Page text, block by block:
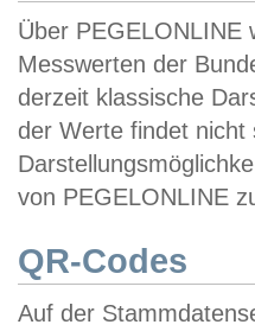
Über PEGELONLINE
Messwerten der
derzeit klassische
der Werte findet
von PEGELONLINE
QR-Codes
Auf der